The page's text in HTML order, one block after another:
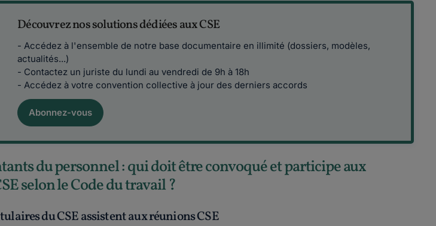
Découvrez nos solutions dédiées aux CSE
- Accédez à l'ensemble de notre base documentaire en illimité (dossiers, modèles,
actualités...)
- Contactez un juriste du lundi au vendredi de 9h à 18h
- Accédez à votre convention collective à jour des derniers accords
Abonnez-vous
du personnel : qui doit être convoqué et participe aux
selon le Code du travail ?
du CSE assistent aux réunions CSE